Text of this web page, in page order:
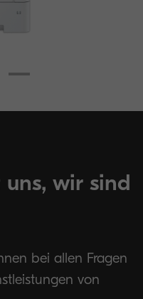
uns, wir sind
bei allen Fragen
von